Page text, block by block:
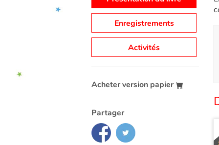
Enregistrements
Activités
Acheter version papier
Partager